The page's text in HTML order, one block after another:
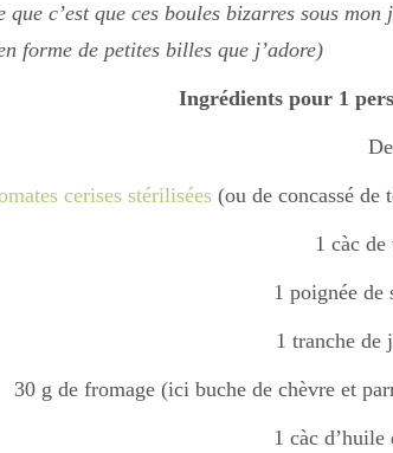
que c’est que ces boules bizarres sous mon
forme de petites billes que j’adore)
Ingrédients pour 1
cerises stérilisées (ou de concassé de
1 càc de
1 poignée de
1 tranche de
30 g de fromage (ici buche de chèvre et
1 càc d’huile